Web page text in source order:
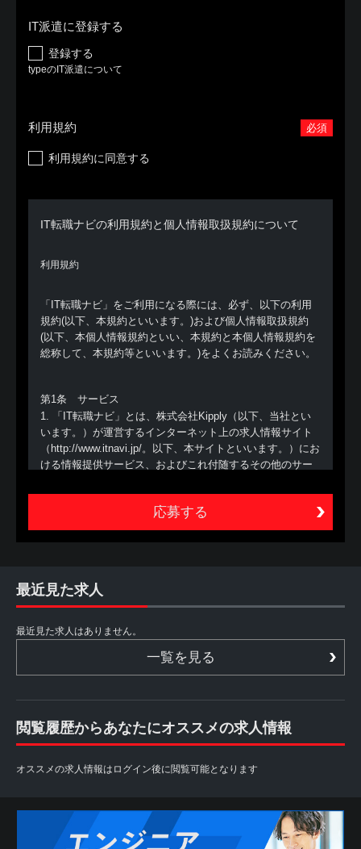
IT派遣に登録する
登録する
typeのIT派遣について
必須
利用規約
利用規約に同意する
IT転職ナビの利用規約と個人情報取扱規約について
利用規約
「IT転職ナビ」をご利用になる際には、必ず、以下の利用
規約(以下、本規約といいます。)および個人情報取扱規約
(以下、本個人情報規約といい、本規約と本個人情報規約を
総称して、本規約等といいます。)をよくお読みください。
第1条 サービス
1. 「IT転職ナビ」とは、株式会社Kipply（以下、当社とい
います。）が運営するインターネット上の求人情報サイト
（http://www.itnavi.jp/。以下、本サイトといいます。）にお
ける情報提供サービス、およびこれ付随するその他のサー
す。
2. 本サービスは、あくまでも、本サービスを利用する方
（以下、利用者といいます。）が自ら行う転職活動の支援
を目的とするものであり、職業安定法に定める職業紹介で
は行いません。また、利用者からの個別の職業紹介の依頼
にも応じられません
1. 利用者は、本サイトを利用することによって、本規約等
承諾しない場合には、本サイトを利用することができない
2. 利用者は、自らの意思に基づき本サービスを利用するも
のとし、本サービスの利用によって生じたいかなる事態に
ついても自ら責任を負うものとします。
また、本サービスは各パートナーから求人情報の提供を受
了している場合や掲載内容に差異がある場合もございます
ので予めご了承下さい。
3. 利用者は、本サービスの利用にあたり、当社に対しどの
最近見た求人
最近見た求人はありません。
一覧を見る
閲覧履歴からあなたにオススメの求人情報
オススメの求人情報はログイン後に閲覧可能となります